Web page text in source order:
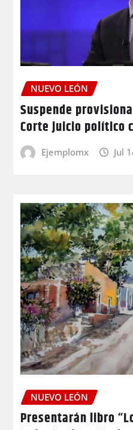
NUEVO LEÓN
Suspende
Corte juicio político
Ejemplomx Jul
NUEVO LEÓN
Presentarán libro